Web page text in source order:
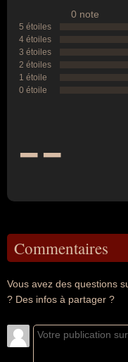
0 note
5 étoiles
4 étoiles
3 étoiles
2 étoiles
1 étoile
0 étoile
--
Commentaires
Vous avez des questions
? Des infos à partager ?